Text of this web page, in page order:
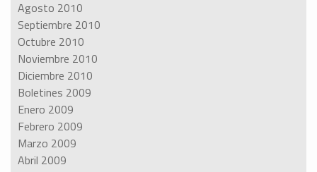
Agosto 2010
Septiembre 2010
Octubre 2010
Noviembre 2010
Diciembre 2010
Boletines 2009
Enero 2009
Febrero 2009
Marzo 2009
Abril 2009